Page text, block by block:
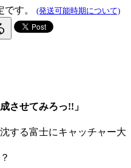
です。 (発送可能時期について)
させてみろっ!!」
する富士にキャッチャー大